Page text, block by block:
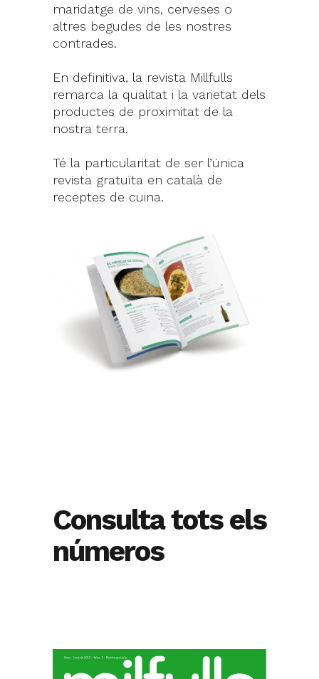
maridatge de vins, cerveses o
altres begudes de les nostres
contrades.
En definitiva, la revista Millfulls
remarca la qualitat i la varietat dels
productes de proximitat de la
nostra terra.
Té la particularitat de ser l’única
revista gratuïta en català de
receptes de cuina.
Consulta tots els
números